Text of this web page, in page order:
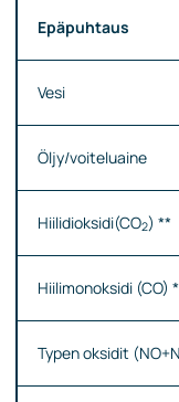
Epäpuhtaus
Vesi
Öljy/voiteluaine
Hiilidioksidi(CO2) **
Hiilimonoksidi (CO)
Typen oksidit